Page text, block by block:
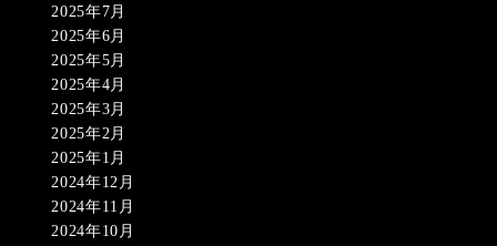
2025年7月
2025年6月
2025年5月
2025年4月
2025年3月
2025年2月
2025年1月
2024年12月
2024年11月
2024年10月